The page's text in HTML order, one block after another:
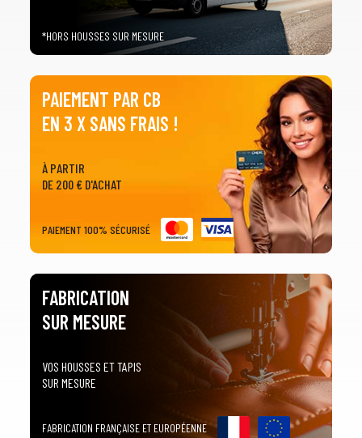
*HORS HOUSSES SUR MESURE
PAIEMENT PAR CB
EN 3 X SANS FRAIS !
À PARTIR
DE 200 € D'ACHAT
PAIEMENT 100% SÉCURISÉ
FABRICATION
SUR MESURE
VOS HOUSSES ET TAPIS
SUR MESURE
FABRICATION FRANÇAISE ET EUROPÉENNE